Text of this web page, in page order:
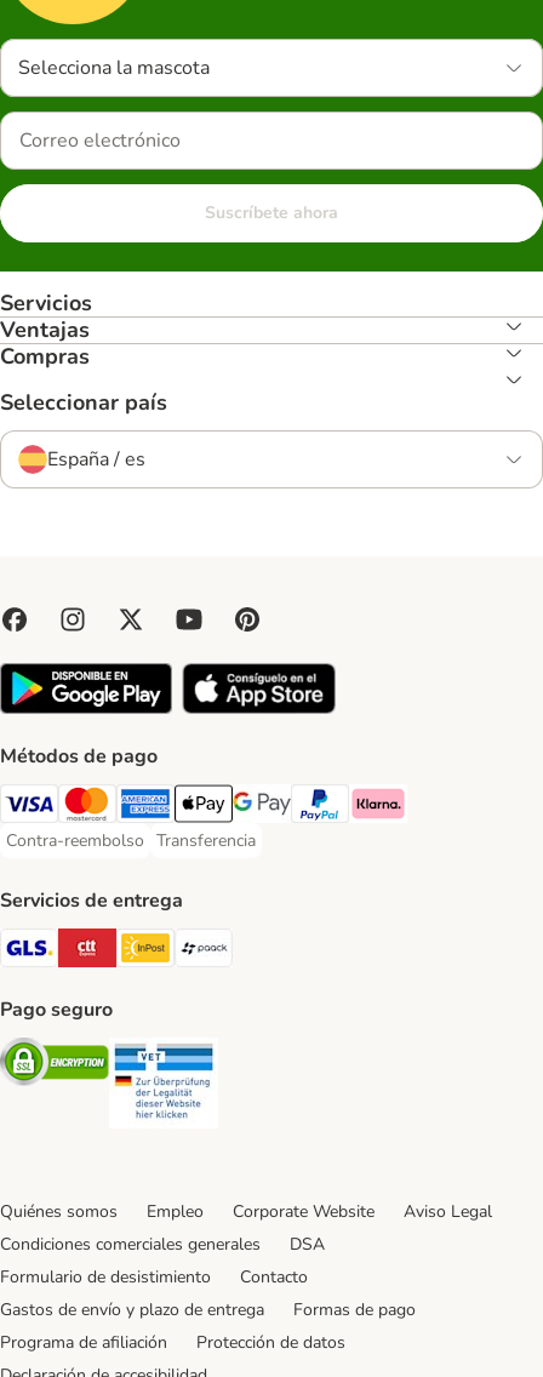
Selecciona la mascota
Suscríbete ahora
Servicios
Ventajas
Compras
Seleccionar país
España / es
Métodos de pago
Visa Payment Method
Mastercard Payment Method
American Express Payment Method
Apple Pay Payment Method
Google Pay Payment Method
PayPal Payment Method
Klarna Payment Method
Contra-reembolso
Contra-reembolso Payment Method
Transferencia
Transferencia Payment Method
Servicios de entrega
GLS Shipping Method
CTTExpress Shipping Method
InPost Shipping Method
paack Shipping Method
Pago seguro
Security
Quiénes somos Empleo Corporate Website
Aviso Legal
Condiciones comerciales generales
DSA
Formulario de desistimiento
Contacto
Gastos de envío y plazo de entrega
Formas de pago
Programa de afiliación
Protección de datos